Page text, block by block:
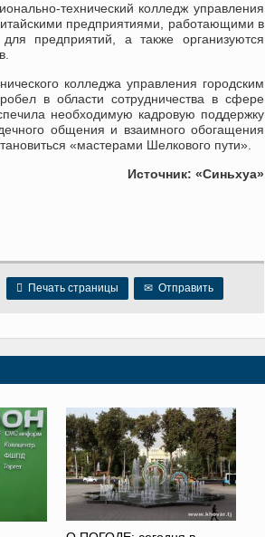
технический колледж управления
предприятиями, работающими в
предприятий, а также организуются
колледжа управления городским
в области сотрудничества в сфере
необходимую кадровую поддержку
общения и взаимного обогащения
«мастерами Шелкового пути».
Источник: «Синьхуа»
 Печать страницы ✉ Отправить